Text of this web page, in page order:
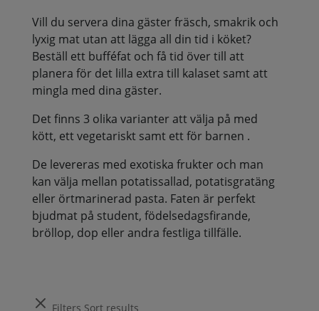
Vill du servera dina gäster fräsch, smakrik och
lyxig mat utan att lägga all din tid i köket?
Beställ ett bufféfat och få tid över till att
planera för det lilla extra till kalaset samt att
mingla med dina gäster.
Det finns 3 olika varianter att välja på med
kött, ett vegetariskt samt ett för barnen .
De levereras med exotiska frukter och man
kan välja mellan potatissallad, potatisgratäng
eller örtmarinerad pasta. Faten är perfekt
bjudmat på student, födelsedagsfirande,
bröllop, dop eller andra festliga tillfälle.
Filters Sort results